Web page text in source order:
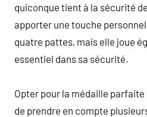
quiconque tient à la sécurité
apporter une touche
quatre pattes, mais elle joue
essentiel dans sa sécurité.
Opter pour la médaille
de prendre en compte